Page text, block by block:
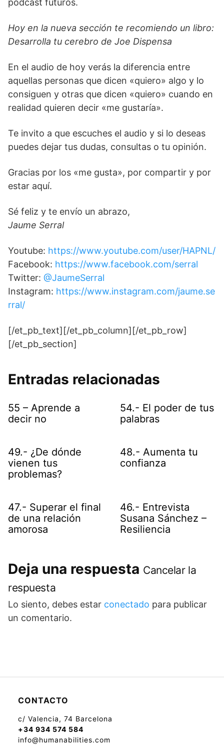
podcast futuros.
Hoy en la nueva sección te recomiendo un libro:
Desarrolla tu cerebro de Joe Dispensa
En el audio de hoy verás la diferencia entre
aquellas personas que dicen «quiero» algo y lo
consiguen y otras que dicen «quiero» cuando en
realidad quieren decir «me gustaría».
Te invito a que escuches el audio y si lo deseas
puedes dejar tus dudas, consultas o tu opinión.
Gracias por los «me gusta», por compartir y por
estar aquí.
Sé feliz y te envío un abrazo,
Jaume Serral
Youtube: https://www.youtube.com/user/HAPNL/
Facebook: https://www.facebook.com/serral
Twitter: @JaumeSerral
Instagram: https://www.instagram.com/jaume.se
rral/
[/et_pb_text][/et_pb_column][/et_pb_row]
[/et_pb_section]
Entradas relacionadas
55 – Aprende a
decir no
54.- El poder de tus
palabras
49.- ¿De dónde
vienen tus
problemas?
48.- Aumenta tu
confianza
47.- Superar el final
de una relación
amorosa
46.- Entrevista
Susana Sánchez –
Resiliencia
Deja una respuesta Cancelar la
respuesta
Lo siento, debes estar conectado para publicar
un comentario.
CONTACTO
c/ Valencia, 74 Barcelona
+34 934 574 584
info@humanabilities.com